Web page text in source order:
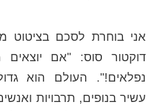
אני בוחרת לסכם בציטוט
דוקטור סוס: "אם יוצאים
נפלאים!". העולם הוא
עשיר בנופים, תרבויות